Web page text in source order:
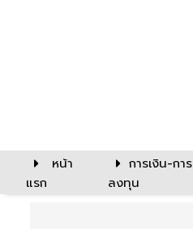
หน้า
แรก
การเงิน-การ
ลงทุน